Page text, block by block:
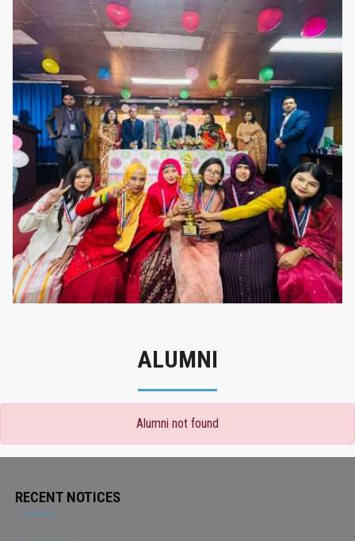
গৌরবের মুহূর্ত
গৌরবের মুহূর্ত
ALUMNI
Alumni not found
RECENT NOTICES